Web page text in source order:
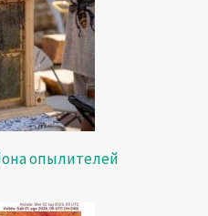
опылителей